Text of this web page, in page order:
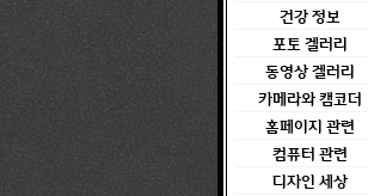
건강 정보
포토 겔러리
동영상 겔러리
카메라와 캠코더
홈페이지 관련
컴퓨터 관련
디자인 세상